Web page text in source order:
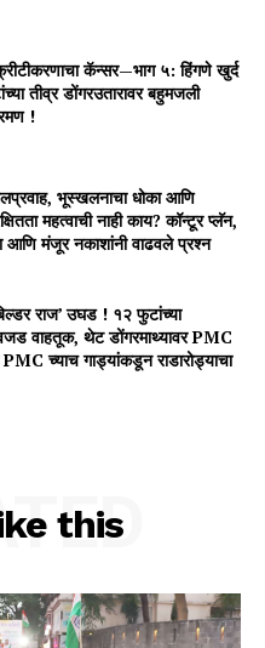
कॅन्सर—भाग ५: हिंगणे खुर्द
तीव्र डोंगरउतारावर बहुमजली
!
भूस्खलनाचा धोका आणि
महत्वाची नाही काय? कॉन्टूर प्लॅन,
आणि मंजूर नकाशांनी वाढवले प्रश्न
राज’ उघड ! १२ फुटांच्या
वाहतूक, थेट डोंगरमाथ्यावर PMC
च्याच गाड्यांकडून राडारोड्याचा
this